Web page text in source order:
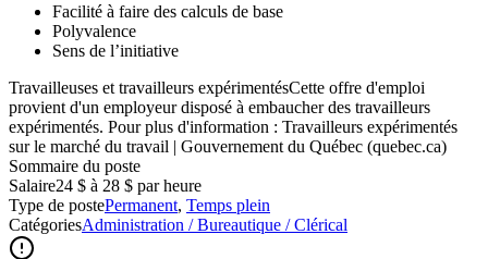
Facilité à faire des calculs de base
Polyvalence
Sens de l’initiative
Travailleuses et travailleurs expérimentésCette offre d'emploi
provient d'un employeur disposé à embaucher des travailleurs
expérimentés. Pour plus d'information : Travailleurs expérimentés
sur le marché du travail | Gouvernement du Québec (quebec.ca)
Sommaire du poste
Salaire24 $ à 28 $ par heure
Type de postePermanent, Temps plein
CatégoriesAdministration / Bureautique / Clérical